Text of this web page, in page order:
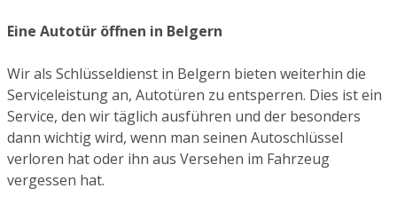
Eine Autotür öffnen in Belgern
Wir als Schlüsseldienst in Belgern bieten weiterhin die
Serviceleistung an, Autotüren zu entsperren. Dies ist ein
Service, den wir täglich ausführen und der besonders
dann wichtig wird, wenn man seinen Autoschlüssel
verloren hat oder ihn aus Versehen im Fahrzeug
vergessen hat.